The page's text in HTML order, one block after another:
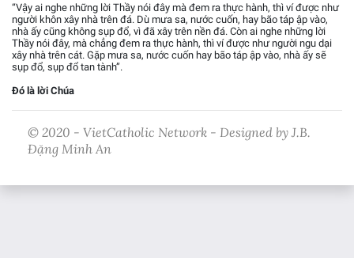
“Vậy ai nghe những lời Thầy nói đây mà đem ra thực hành, thì ví được như
người khôn xây nhà trên đá. Dù mưa sa, nước cuốn, hay bão táp ập vào,
nhà ấy cũng không sụp đổ, vì đã xây trên nền đá. Còn ai nghe những lời
Thầy nói đây, mà chẳng đem ra thực hành, thì ví được như người ngu dại
xây nhà trên cát. Gặp mưa sa, nước cuốn hay bão táp ập vào, nhà ấy sẽ
sụp đổ, sụp đổ tan tành”.
Đó là lời Chúa
© 2020 - VietCatholic Network - Designed by J.B.
Đặng Minh An